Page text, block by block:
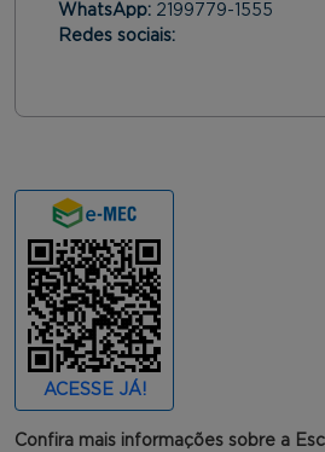
WhatsApp: 2199779-1555
Redes sociais:
ACESSE JÁ!
Confira mais informações sobre a